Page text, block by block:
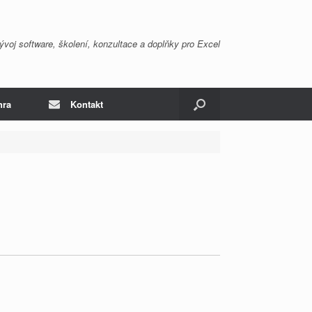
software, školení, konzultace a doplňky pro Excel
Kontakt